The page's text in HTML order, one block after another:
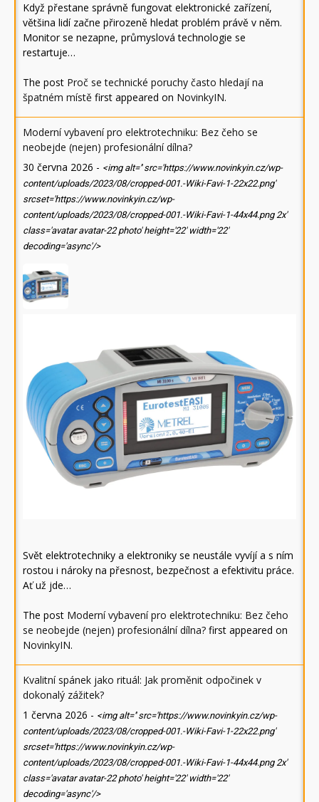
Když přestane správně fungovat elektronické zařízení,
většina lidí začne přirozeně hledat problém právě v něm.
Monitor se nezapne, průmyslová technologie se
restartuje…
The post Proč se technické poruchy často hledají na
špatném místě first appeared on NovinkyIN.
Moderní vybavení pro elektrotechniku: Bez čeho se
neobejde (nejen) profesionální dílna?
30 června 2026 - <img alt='' src='https://www.novinkyin.cz/wp-
content/uploads/2023/08/cropped-001.-Wiki-Favi-1-22x22.png'
srcset='https://www.novinkyin.cz/wp-
content/uploads/2023/08/cropped-001.-Wiki-Favi-1-44x44.png 2x'
class='avatar avatar-22 photo' height='22' width='22'
decoding='async'/>
Svět elektrotechniky a elektroniky se neustále vyvíjí a s ním
rostou i nároky na přesnost, bezpečnost a efektivitu práce.
Ať už jde…
The post Moderní vybavení pro elektrotechniku: Bez čeho
se neobejde (nejen) profesionální dílna? first appeared on
NovinkyIN.
Kvalitní spánek jako rituál: Jak proměnit odpočinek v
dokonalý zážitek?
1 června 2026 - <img alt='' src='https://www.novinkyin.cz/wp-
content/uploads/2023/08/cropped-001.-Wiki-Favi-1-22x22.png'
srcset='https://www.novinkyin.cz/wp-
content/uploads/2023/08/cropped-001.-Wiki-Favi-1-44x44.png 2x'
class='avatar avatar-22 photo' height='22' width='22'
decoding='async'/>